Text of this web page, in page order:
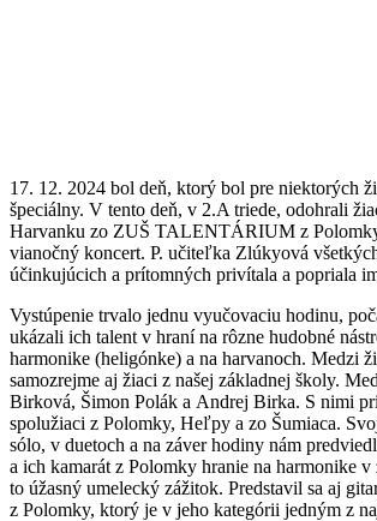
17. 12. 2024 bol deň, ktorý bol pre niektorých
špeciálny. V tento deň, v 2.A triede, odohrali
Harvanku zo ZUŠ TALENTÁRIUM z
vianočný koncert. P. učiteľka Zlúkyová
účinkujúcich a prítomných privítala a popriala
Vystúpenie trvalo jednu vyučovaciu hodinu,
ukázali ich talent v hraní na rôzne hudobné
harmonike (heligónke) a na harvanoch. Medzi
samozrejme aj žiaci z našej základnej školy.
Birková, Šimon Polák a Andrej Birka. S nimi
spolužiaci z Polomky, Heľpy a zo Šumiaca.
sólo, v duetoch a na záver hodiny nám
a ich kamarát z Polomky hranie na harmonike
to úžasný umelecký zážitok. Predstavil sa aj
z Polomky, ktorý je v jeho kategórii jedným z